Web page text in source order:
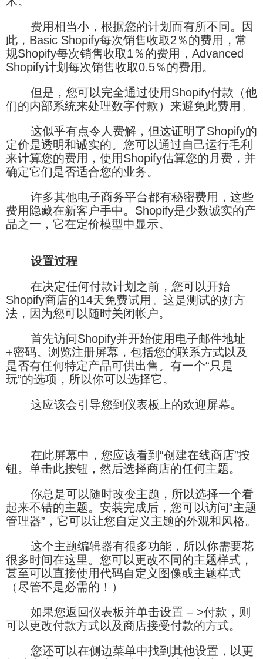
费用相当小，根据您的计划而有所不同。因
此，Basic Shopify每次销售收取2％的费用，常
规Shopify每次销售收取1％的费用，Advanced
Shopify计划每次销售收取0.5％的费用。
但是，您可以完全通过使用Shopify付款（他
们的内部系统来处理数字付款）来避免此费用。
这似乎有点令人费解，但这证明了Shopify的
定价是透明和诚实的。您可以通过自己运行毛利
来计算您的费用，使用Shopify估算您的月费，并
确定它们是否适合您的业务。
许多其他电子商务平台都有秘密费用，这些
费用隐藏在新客户手中。Shopify是少数诚实的产
品之一，它在定价模型中显示。
设置过程
在决定任何付款计划之前，您可以开始
Shopify商店的14天免费试用。这是测试的好方
法，因为您可以随时关闭帐户。
首先访问Shopify并开始使用电子邮件地址
+密码。浏览注册屏幕，包括您的联系方式以及
是否有任何特定产品可供出售。有一个“只是
玩”的选项，所以你可以选择它。
这应该会引导您到仪表板上的欢迎屏幕。
在此屏幕中，您应该看到“创建在线商店”按
钮。单击此按钮，然后选择商店的任何主题。
你总是可以随时改变主题，所以选择一个看
起来不错的主题。安装完成后，您可以访问“主题
管理器”，它可以让您自定义主题的外观和风格。
这个主题编辑器有很多功能，所以你需要花
很多时间在这里。您可以更改不同的主题样式，
甚至可以直接使用代码自定义图像或主题样式
（尽管不是必需的！）
如果您返回仪表板并单击设置 – >付款，则
可以更改付款方式以及商店接受付款的方式。
您还可以在侧边菜单中找到其他设置，以更